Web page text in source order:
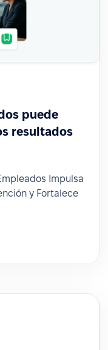
puede
resultados
Impulsa
y Fortalece